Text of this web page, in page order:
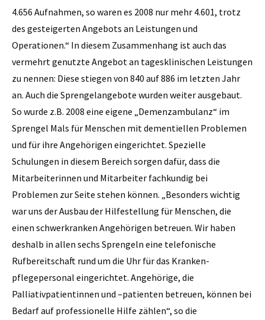
4.656 Aufnahmen, so waren es 2008 nur mehr 4.601, trotz
des gesteigerten Angebots an Leistungen und
Operationen.“ In diesem Zusammenhang ist auch das
vermehrt genutzte Angebot an tages­klinischen Leistungen
zu nennen: Diese stiegen von 840 auf 886 im letzten Jahr
an. Auch die Sprengelangebote wurden weiter ausgebaut.
So wurde z.B. 2008 eine eigene „Demenzambulanz“ im
Sprengel Mals für Menschen mit dementiellen Problemen
und für ihre Angehörigen eingerichtet. Spezielle
Schulungen in diesem Bereich sorgen dafür, dass die
Mitarbeiterinnen und Mitarbeiter fachkundig bei
Problemen zur Seite stehen können. „Besonders wichtig
war uns der Ausbau der Hilfestellung für Menschen, die
einen schwerkranken Angehörigen betreuen. Wir haben
deshalb in allen sechs Sprengeln eine telefonische
Rufbereitschaft rund um die Uhr für das Kranken­
pflegepersonal eingerichtet. Angehörige, die
Palliativpatientinnen und –patienten betreuen, können bei
Bedarf auf professionelle Hilfe zählen“, so die